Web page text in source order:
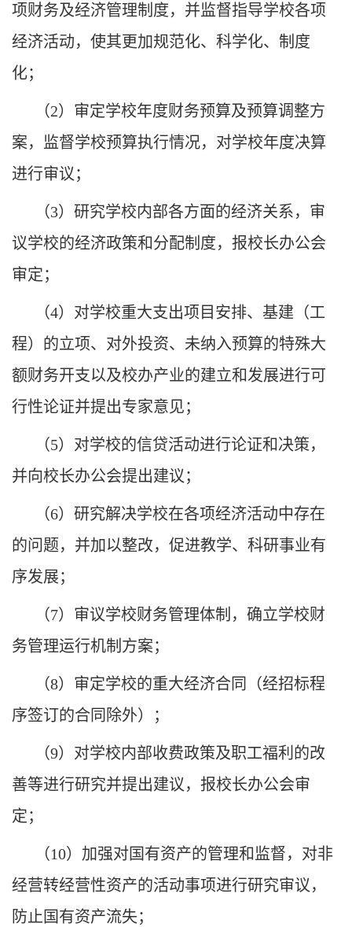
项财务及经济管理制度，并监督指导学校各项
经济活动，使其更加规范化、科学化、制度
化；
（2）审定学校年度财务预算及预算调整方
案，监督学校预算执行情况，对学校年度决算
进行审议；
（3）研究学校内部各方面的经济关系，审
议学校的经济政策和分配制度，报校长办公会
审定；
（4）对学校重大支出项目安排、基建（工
程）的立项、对外投资、未纳入预算的特殊大
额财务开支以及校办产业的建立和发展进行可
行性论证并提出专家意见；
（5）对学校的信贷活动进行论证和决策，
并向校长办公会提出建议；
（6）研究解决学校在各项经济活动中存在
的问题，并加以整改，促进教学、科研事业有
序发展；
（7）审议学校财务管理体制，确立学校财
务管理运行机制方案；
（8）审定学校的重大经济合同（经招标程
序签订的合同除外）；
（9）对学校内部收费政策及职工福利的改
善等进行研究并提出建议，报校长办公会审
定；
（10）加强对国有资产的管理和监督，对非
经营转经营性资产的活动事项进行研究审议，
防止国有资产流失；